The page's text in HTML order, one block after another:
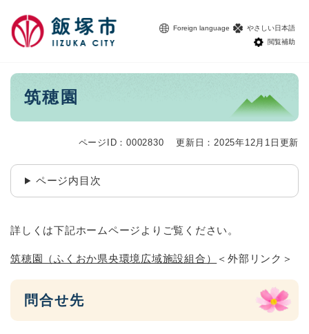
Foreign language
やさしい日本語
閲覧補助
本
筑穂園
ページID：0002830 更新日：2025年12月1日更新
ページ内目次
詳しくは下記ホームページよりご覧ください。
筑穂園（ふくおか県央環境広域施設組合） ＜外部リンク＞
問合せ先